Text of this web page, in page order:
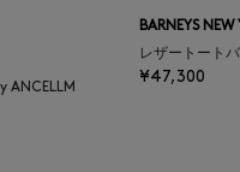
ANCELLM
BARNEYS NEW
レザートート
¥47,300